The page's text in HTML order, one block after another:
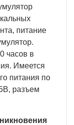
питание
часов в
Имеется
питания по
разъем